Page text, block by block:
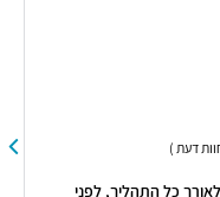
כל התהליך, לפני